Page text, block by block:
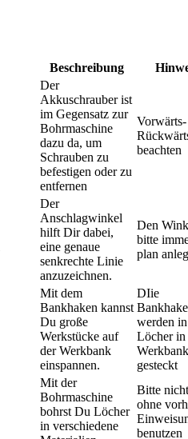
Beschreibung
Der
Akkuschrauber ist
im Gegensatz zur
Bohrmaschine
dazu da, um
Schrauben zu
befestigen oder zu
entfernen
beachten
Der
Anschlagwinkel
hilft Dir dabei,
eine genaue
senkrechte Linie
anzuzeichnen.
Den
bitte
plan
Mit dem
Bankhaken kannst
Du große
Werkstücke auf
der Werkbank
einspannen.
DIie
werden
Löcher in
Werkbank
gesteckt
Mit der
Bohrmaschine
bohrst Du Löcher
in verschiedene
Bitte nicht
ohne
benutzen